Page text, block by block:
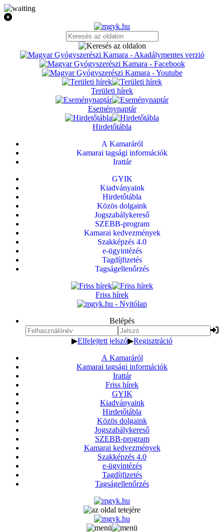
Területi hírek
Eseménynaptár
Hirdetőtábla
A Kamaráról
Kamarai tagsági információk
Irattár
GYIK
Kiadványaink
Hirdetőtábla
Közös dolgaink
Jogszabálykereső
SZEBB-program
Kamarai kedvezmények
Szakképzés 4.0
e-ügyintézés
Tagdíjfizetés
Tagságellenőrzés
Friss hírek
Belépés
▶Elfelejtett jelszó▶Regisztráció
A Kamaráról
Kamarai tagsági információk
Irattár
Friss hírek
GYIK
Kiadványaink
Hirdetőtábla
Közös dolgaink
Jogszabálykereső
SZEBB-program
Kamarai kedvezmények
Szakképzés 4.0
e-ügyintézés
Tagdíjfizetés
Tagságellenőrzés